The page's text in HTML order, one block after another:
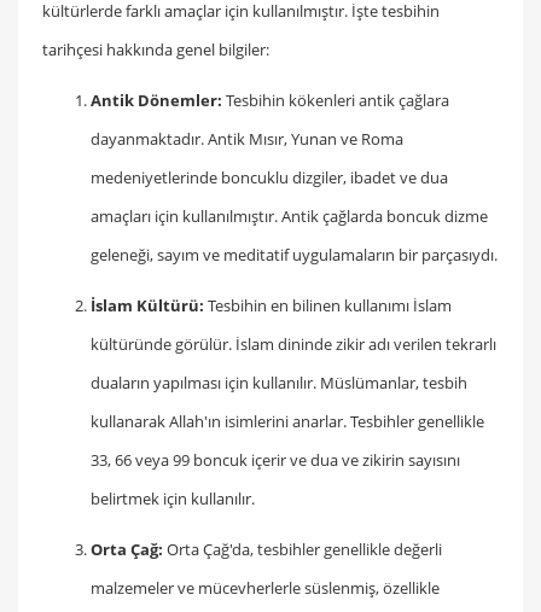
kültürlerde farklı amaçlar için kullanılmıştır. İşte tesbihin
tarihçesi hakkında genel bilgiler:
Antik Dönemler: Tesbihin kökenleri antik çağlara
dayanmaktadır. Antik Mısır, Yunan ve Roma
medeniyetlerinde boncuklu dizgiler, ibadet ve dua
amaçları için kullanılmıştır. Antik çağlarda boncuk dizme
geleneği, sayım ve meditatif uygulamaların bir parçasıydı.
İslam Kültürü: Tesbihin en bilinen kullanımı İslam
kültüründe görülür. İslam dininde zikir adı verilen tekrarlı
duaların yapılması için kullanılır. Müslümanlar, tesbih
kullanarak Allah'ın isimlerini anarlar. Tesbihler genellikle
33, 66 veya 99 boncuk içerir ve dua ve zikirin sayısını
belirtmek için kullanılır.
Orta Çağ: Orta Çağ'da, tesbihler genellikle değerli
malzemeler ve mücevherlerle süslenmiş, özellikle